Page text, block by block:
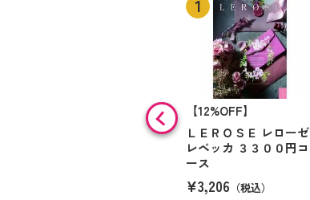
【12%OFF】
ＬＥＲＯＳＥ レローゼ
レベッカ ３３００円コ
ース
¥3,206 （税込）